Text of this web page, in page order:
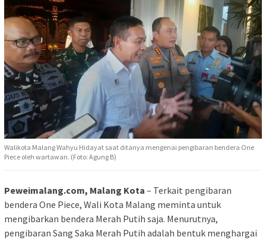
Walikota Malang Wahyu Hidayat saat ditanya mengenai pengibaran bendera One
Piece oleh wartawan. (Foto: Agung B)
Peweimalang.com, Malang Kota – Terkait pengibaran
bendera One Piece, Wali Kota Malang meminta untuk
mengibarkan bendera Merah Putih saja. Menurutnya,
pengibaran Sang Saka Merah Putih adalah bentuk menghargai